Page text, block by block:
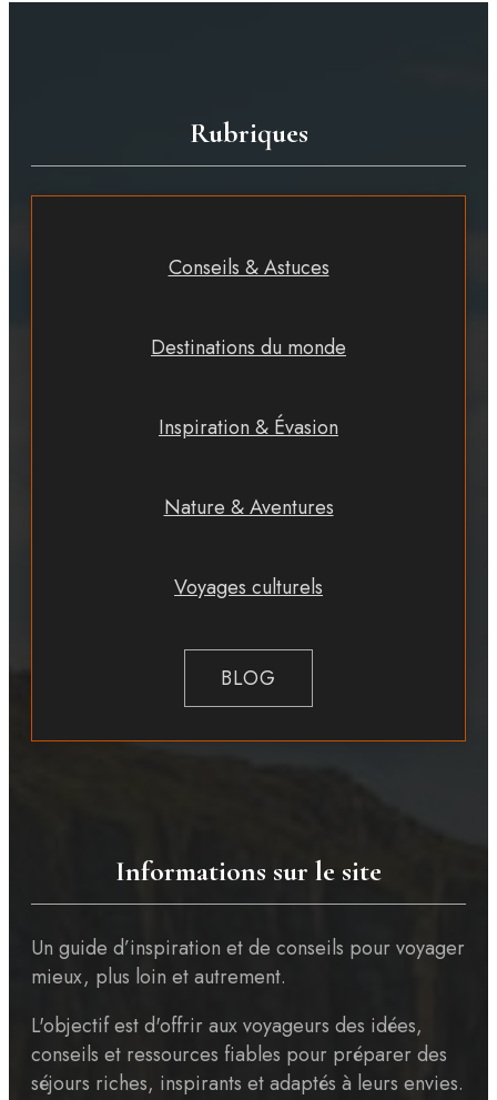
Informations sur le site
Un guide d’inspiration et de conseils pour voyager
mieux, plus loin et autrement.
L'objectif est d'offrir aux voyageurs des idées,
conseils et ressources fiables pour préparer des
séjours riches, inspirants et adaptés à leurs envies.
Rubriques
Conseils & Astuces
Destinations du monde
Inspiration & Évasion
Nature & Aventures
Voyages culturels
BLOG